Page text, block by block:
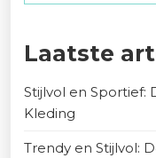
Laatste
Stijlvol en Sportief:
Kleding
Trendy en Stijlvol: